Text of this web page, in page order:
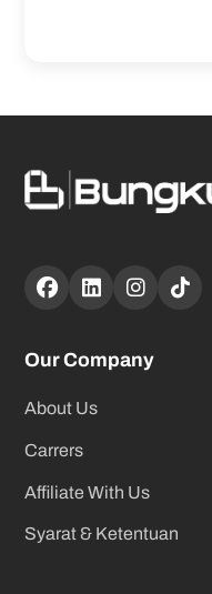
Our Company
About Us
Carrers
Affiliate With Us
Syarat & Ketentuan